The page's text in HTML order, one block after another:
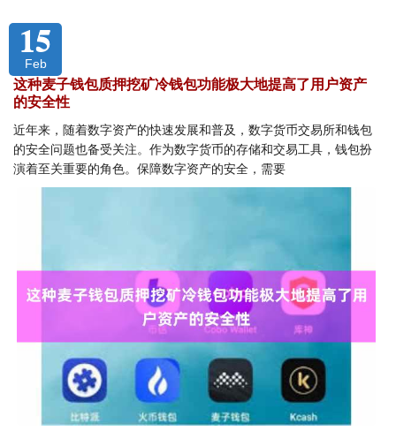
15
Feb
这种麦子钱包质押挖矿冷钱包功能极大地提高了用户资产
的安全性
近年来，随着数字资产的快速发展和普及，数字货币交易所和钱包
的安全问题也备受关注。作为数字货币的存储和交易工具，钱包扮
演着至关重要的角色。保障数字资产的安全，需要